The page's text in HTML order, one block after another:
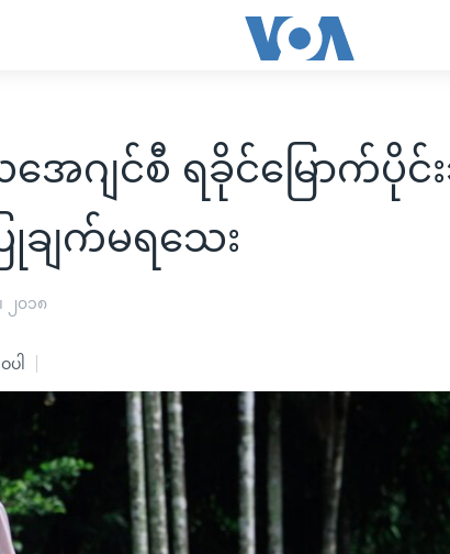
ဂျင်စီ ရခိုင်မြောက်ပိုင်း
ချက်မရသေး
၂၀၁၈
ပါ